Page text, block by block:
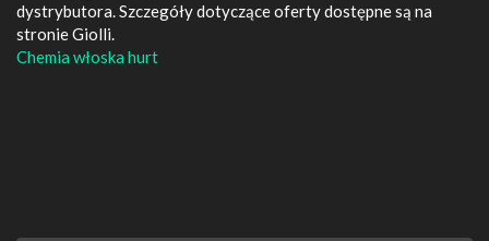
dystrybutora. Szczegóły dotyczące oferty dostępne są na
stronie Giolli.
Chemia włoska hurt